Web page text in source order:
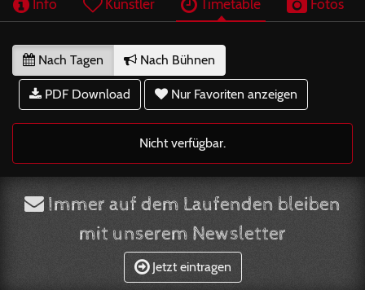
Info Künstler Timetable Fotos
Nach Tagen Nach Bühnen
PDF Download Nur Favoriten anzeigen
Nicht verfügbar.
Immer auf dem Laufenden bleiben
mit unserem Newsletter
Jetzt eintragen